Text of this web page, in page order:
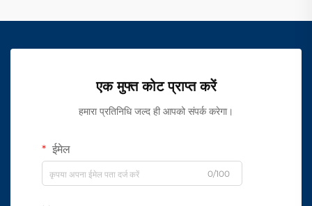
एक मुफ्त कोट प्राप्त करें
हमारा प्रतिनिधि जल्द ही आपको संपर्क करेगा।
ईमेल
0/100